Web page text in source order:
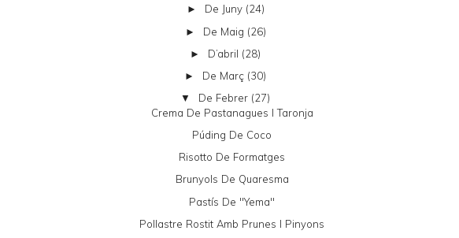
► De Juny (24)
► De Maig (26)
► D’abril (28)
► De Març (30)
▼ De Febrer (27)
Crema De Pastanagues I Taronja
Púding De Coco
Risotto De Formatges
Brunyols De Quaresma
Pastís De "yema"
Pollastre Rostit Amb Prunes I Pinyons